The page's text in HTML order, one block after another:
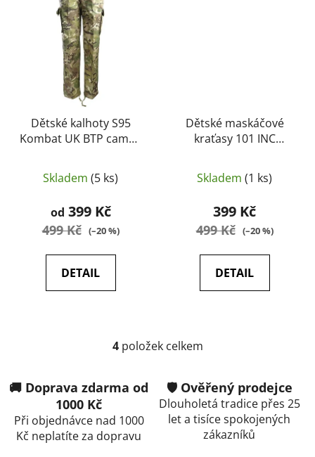
Dětské kalhoty S95
Kombat UK BTP camo -
Skladem (5 ks)
od 399 Kč
499 Kč (–20 %)
DETAIL
Dětské maskáčové
kraťasy 101 INC
Woodland
Skladem (1 ks)
399 Kč
499 Kč (–20 %)
DETAIL
O
á
4položek celkem
🚚 Doprava zdarma od
1000 Kč
Při objednávce nad 1000
Kč neplatíte za dopravu
🛡️ Ověřený prodejce
Dlouholetá tradice přes 25
let a tisíce spokojených
zákazníků